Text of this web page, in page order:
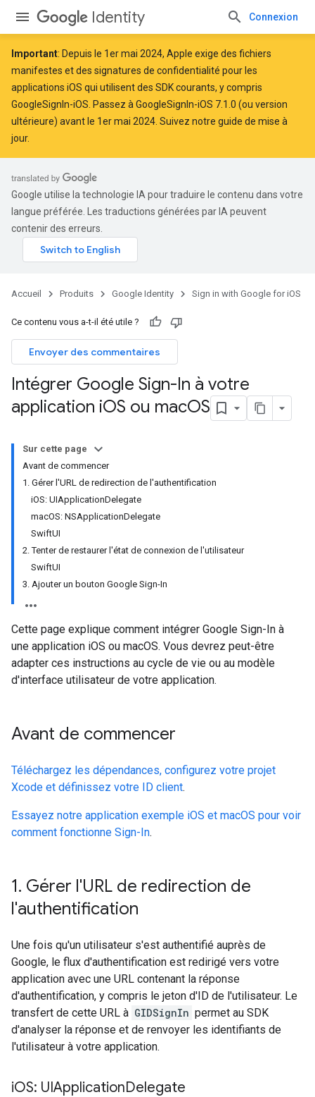
Identity Connexion
Important: Depuis le 1er mai 2024, Apple exige des fichiers
manifestes et des signatures de confidentialité pour les
applications iOS qui utilisent des SDK courants, y compris
GoogleSignIn-iOS. Passez à GoogleSignIn-iOS 7.1.0 (ou version
ultérieure) avant le 1er mai 2024. Suivez notre guide de mise à
jour.
Google utilise la technologie IA pour traduire le contenu dans votre
langue préférée. Les traductions générées par IA peuvent
contenir des erreurs.
Accueil Produits Google Identity Sign in with Google for iOS
Ce contenu vous a-t-il été utile ?
Envoyer des commentaires
Intégrer Google Sign-In à votre
application iOS ou macOS
Sur cette page
Avant de commencer
1. Gérer l'URL de redirection de l'authentification
iOS: UIApplicationDelegate
macOS: NSApplicationDelegate
SwiftUI
2. Tenter de restaurer l'état de connexion de l'utilisateur
SwiftUI
3. Ajouter un bouton Google Sign-In
Cette page explique comment intégrer Google Sign-In à
une application iOS ou macOS. Vous devrez peut-être
adapter ces instructions au cycle de vie ou au modèle
d'interface utilisateur de votre application.
Avant de commencer
Téléchargez les dépendances, configurez votre projet
Xcode et définissez votre ID client.
Essayez notre application exemple iOS et macOS pour voir
comment fonctionne Sign-In.
1. Gérer l'URL de redirection de
l'authentification
Une fois qu'un utilisateur s'est authentifié auprès de
Google, le flux d'authentification est redirigé vers votre
application avec une URL contenant la réponse
d'authentification, y compris le jeton d'ID de l'utilisateur. Le
transfert de cette URL à GIDSignIn permet au SDK
d'analyser la réponse et de renvoyer les identifiants de
l'utilisateur à votre application.
iOS: UIApplicationDelegate